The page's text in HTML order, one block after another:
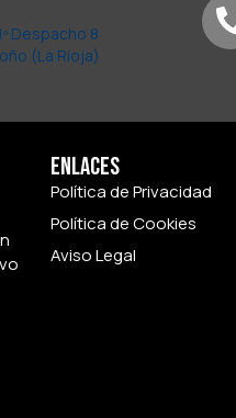
Despacho 8
(La Rioja)
Enlaces
Política de Privacidad
Política de Cookies
Aviso Legal